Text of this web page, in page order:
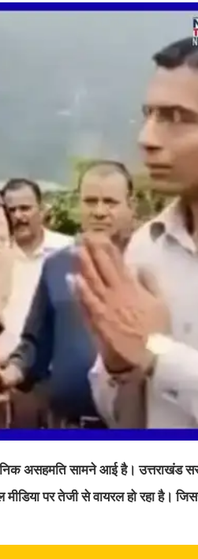
असहमति सामने आई है। उत्तराखंड
पर तेजी से वायरल हो रहा है।